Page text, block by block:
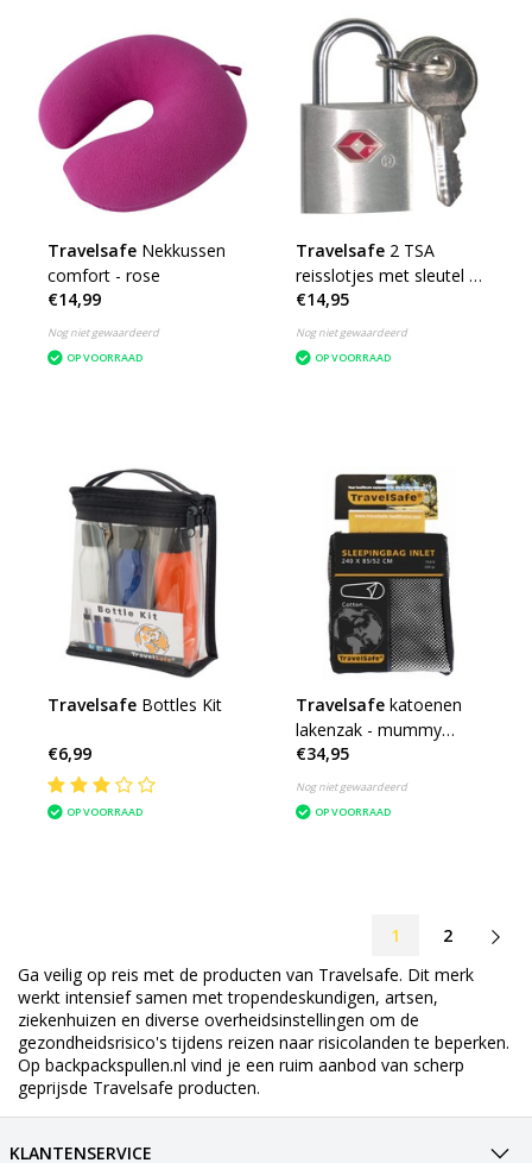
Travelsafe Nekkussen
comfort - rose
€14,99
Nog niet gewaardeerd
OP VOORRAAD
Travelsafe 2 TSA
reisslotjes met sleutel -
set van 2 - geschikt voor
ritsen
€14,95
Nog niet gewaardeerd
OP VOORRAAD
Travelsafe Bottles Kit
€6,99
OP VOORRAAD
Travelsafe katoenen
lakenzak - mummy
reislaken - wit
€34,95
Nog niet gewaardeerd
OP VOORRAAD
1
2
Ga veilig op reis met de producten van Travelsafe. Dit merk
werkt intensief samen mettropendeskundigen, artsen,
ziekenhuizen en diverse overheidsinstellingen om de
gezondheidsrisico's tijdens reizen naar risicolanden te beperken.
Op backpackspullen.nl vind je een ruim aanbod van scherp
geprijsde Travelsafe producten.
KLANTENSERVICE